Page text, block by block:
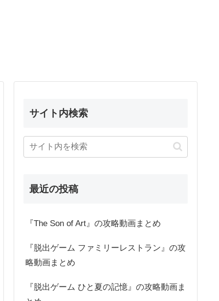
サイト内検索
最近の投稿
『The Son of Art』の攻略動画まとめ
『脱出ゲーム ファミリーレストラン』の攻
略動画まとめ
『脱出ゲーム ひと夏の記憶』の攻略動画ま